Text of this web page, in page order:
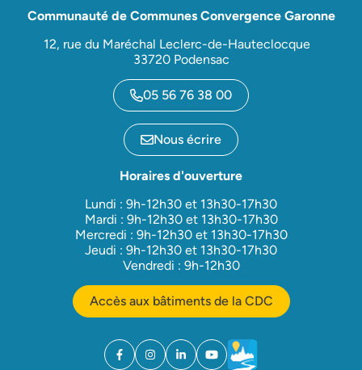
Communauté de Communes Convergence Garonne
12, rue du Maréchal Leclerc-de-Hauteclocque
33720 Podensac
05 56 76 38 00
Nous écrire
Horaires d'ouverture
Lundi : 9h-12h30 et 13h30-17h30
Mardi : 9h-12h30 et 13h30-17h30
Mercredi : 9h-12h30 et 13h30-17h30
Jeudi : 9h-12h30 et 13h30-17h30
Vendredi : 9h-12h30
Accès aux bâtiments de la CDC
Facebook
(ouverture dans un nouvel onglet)
Instagram
(ouverture dans un nouvel onglet)
Linkedin
(ouverture dans un nouvel onglet)
YouTube
(ouverture dans un nouvel
Météo
(ouverture dans un